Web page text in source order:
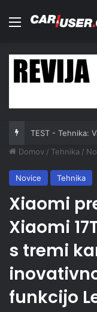
Meni
TEST - Tehnika:
Domov / Tehnika /
Novice Tehnika
Xiaomi
Xiaomi
s tremi
funkcijo